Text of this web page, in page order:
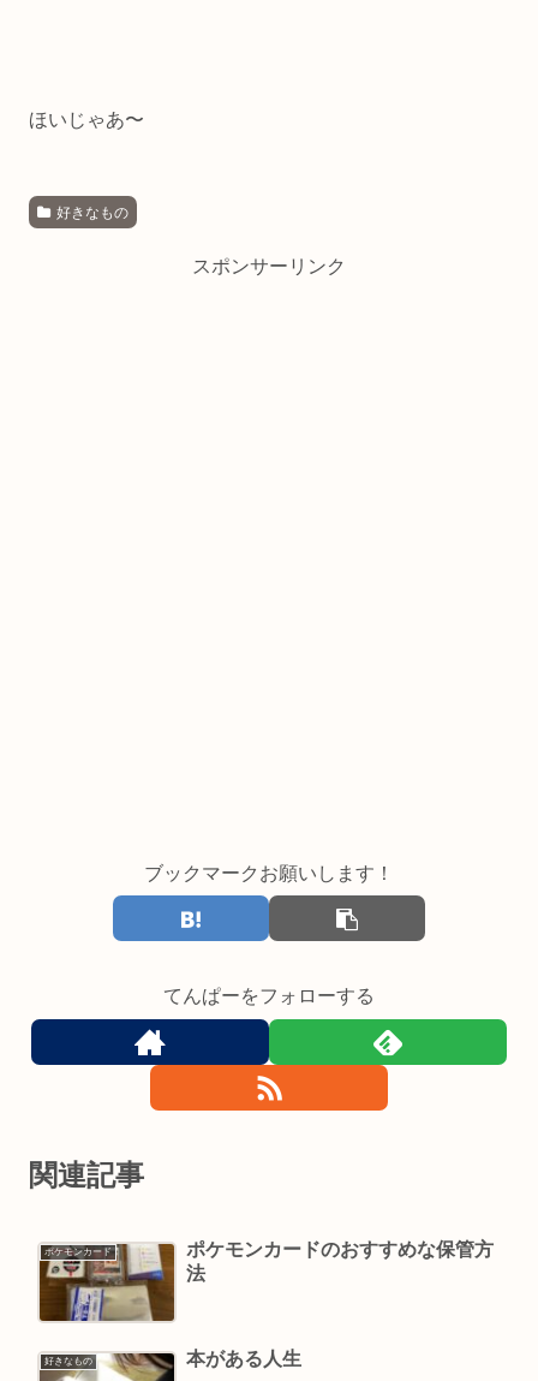
ほいじゃあ〜
好きなもの
スポンサーリンク
ブックマークお願いします！
てんぱーをフォローする
関連記事
ポケモンカード
ポケモンカードのおすすめな保管方
法
好きなもの 本がある人生